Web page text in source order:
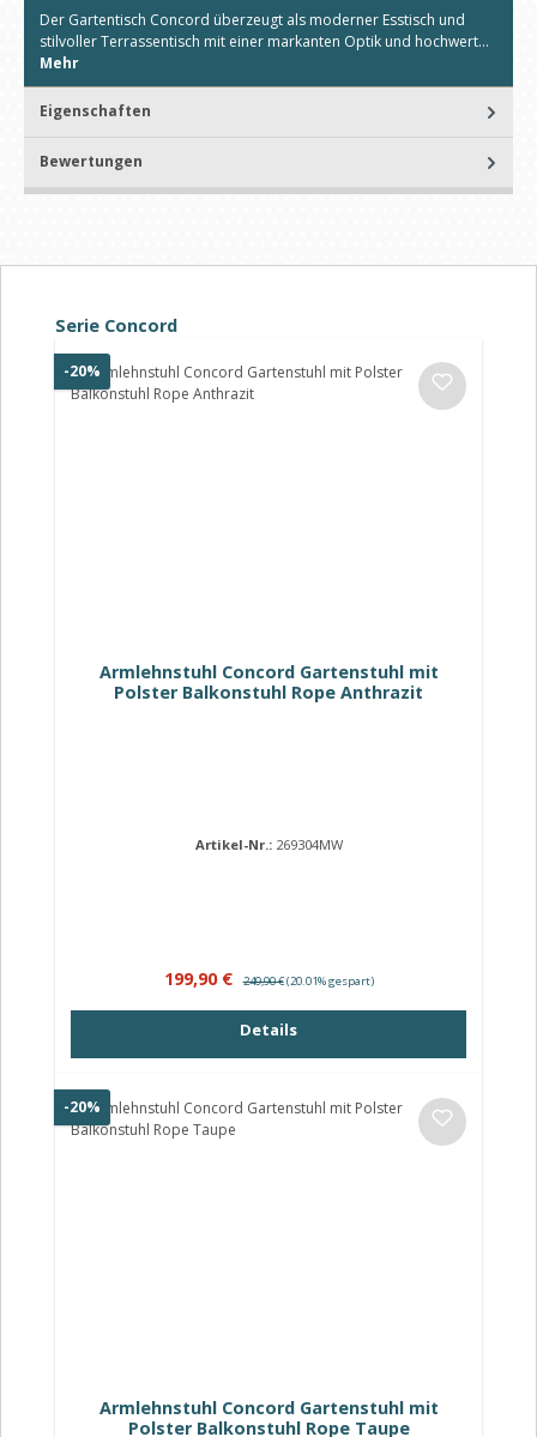
Der Gartentisch Concord überzeugt als moderner Esstisch und
stilvoller Terrassentisch mit einer markanten Optik und hochwert…
Mehr
Eigenschaften
Bewertungen
Produktgalerie überspringen
Serie Concord
-20% Rabatt
Armlehnstuhl Concord Gartenstuhl mit
Polster Balkonstuhl Rope Anthrazit
Artikel-Nr.: 269304MW
Verkaufspreis:
199,90 € Regulärer Preis:
249,90 €(20.01% gespart)
Details
-20% Rabatt
Armlehnstuhl Concord Gartenstuhl mit
Polster Balkonstuhl Rope Taupe